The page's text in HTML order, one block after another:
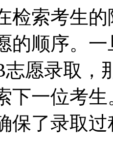
检索考生
的顺序。
愿录取，
下一位考
保了录取